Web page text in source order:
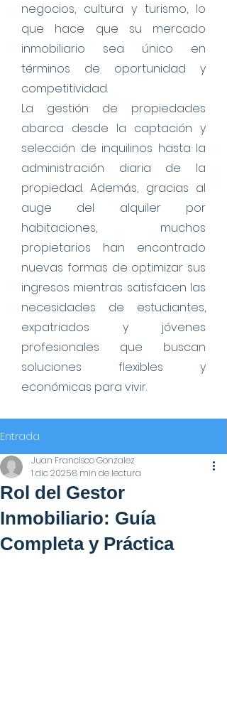
negocios, cultura y turismo, lo
que hace que su mercado
inmobiliario sea único en
términos de oportunidad y
competitividad.
La gestión de propiedades
abarca desde la captación y
selección de inquilinos hasta la
administración diaria de la
propiedad. Además, gracias al
auge del alquiler por
habitaciones, muchos
propietarios han encontrado
nuevas formas de optimizar sus
ingresos mientras satisfacen las
necesidades de estudiantes,
expatriados y jóvenes
profesionales que buscan
soluciones flexibles y
económicas para vivir.
Entrada
Rol del Gestor
Inmobiliario: Guía
Completa y Práctica
Juan Francisco Gonzalez
1 dic 20258 min de lectura